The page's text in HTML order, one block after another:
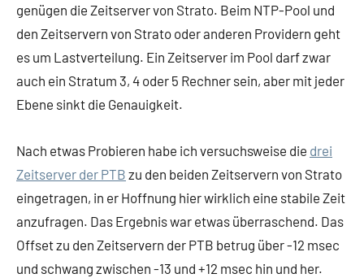
genügen die Zeitserver von Strato. Beim NTP-Pool und
den Zeitservern von Strato oder anderen Providern geht
es um Lastverteilung. Ein Zeitserver im Pool darf zwar
auch ein Stratum 3, 4 oder 5 Rechner sein, aber mit jeder
Ebene sinkt die Genauigkeit.
Nach etwas Probieren habe ich versuchsweise die drei
Zeitserver der PTB zu den beiden Zeitservern von Strato
eingetragen, in er Hoffnung hier wirklich eine stabile Zeit
anzufragen. Das Ergebnis war etwas überraschend. Das
Offset zu den Zeitservern der PTB betrug über -12 msec
und schwang zwischen -13 und +12 msec hin und her.